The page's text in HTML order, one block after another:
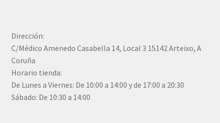
Dirección:
C/Médico Amenedo Casabella 14, Local 3 15142 Arteixo, A
Coruña
Horario tienda:
De Lunes a Viernes: De 10:00 a 14:00 y de 17:00 a 20:30
Sábado: De 10:30 a 14:00